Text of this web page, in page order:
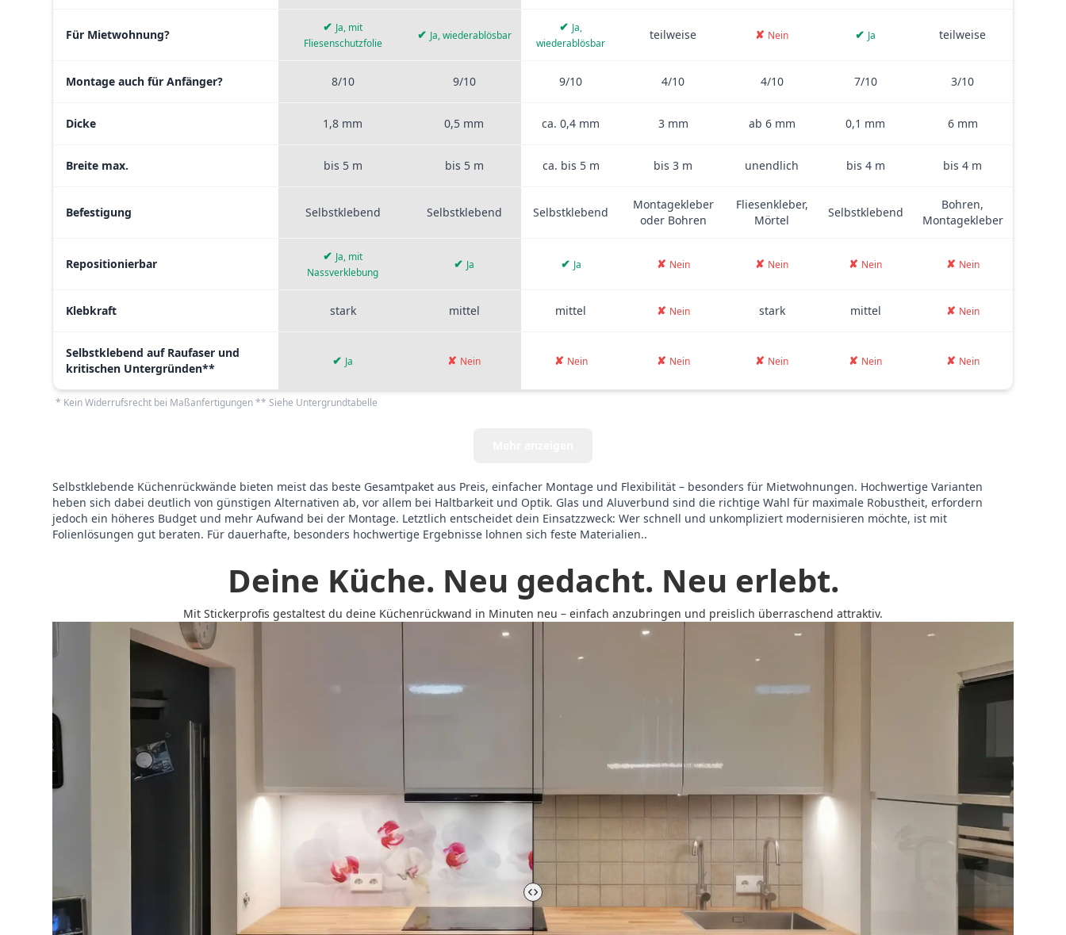
Für Mietwohnung?
✔ Ja, mit
Fliesenschutzfolie
✔ Ja, wiederablösbar
✔ Ja,
wiederablösbar
teilweise ✘ Nein ✔ Ja teilweise
Montage auch für Anfänger? 8/10 9/10 9/10 4/10 4/10 7/10 3/10
Dicke 1,8 mm 0,5 mm ca. 0,4 mm 3 mm ab 6 mm 0,1 mm 6 mm
Breite max. bis 5 m bis 5 m ca. bis 5 m bis 3 m unendlich bis 4 m bis 4 m
Befestigung Selbstklebend Selbstklebend Selbstklebend
Montagekleber
oder Bohren
Fliesenkleber,
Mörtel
Selbstklebend
Bohren,
Montagekleber
Repositionierbar
✔ Ja, mit
Nassverklebung
✔ Ja ✔ Ja ✘ Nein ✘ Nein ✘ Nein ✘ Nein
Klebkraft stark mittel mittel ✘ Nein stark mittel ✘ Nein
Selbstklebend auf Raufaser und
kritischen Untergründen**
✔ Ja ✘ Nein ✘ Nein ✘ Nein ✘ Nein ✘ Nein ✘ Nein
* Kein Widerrufsrecht bei Maßanfertigungen ** Siehe Untergrundtabelle
Selbstklebende Küchenrückwände bieten meist das beste Gesamtpaket aus Preis, einfacher Montage und Flexibilität – besonders für Mietwohnungen. Hochwertige Varianten
heben sich dabei deutlich von günstigen Alternativen ab, vor allem bei Haltbarkeit und Optik. Glas und Aluverbund sind die richtige Wahl für maximale Robustheit, erfordern
jedoch ein höheres Budget und mehr Aufwand bei der Montage. Letztlich entscheidet dein Einsatzzweck: Wer schnell und unkompliziert modernisieren möchte, ist mit
Folienlösungen gut beraten. Für dauerhafte, besonders hochwertige Ergebnisse lohnen sich feste Materialien..
Deine Küche. Neu gedacht. Neu erlebt.
Mit Stickerprofis gestaltest du deine Küchenrückwand in Minuten neu – einfach anzubringen und preislich überraschend attraktiv.